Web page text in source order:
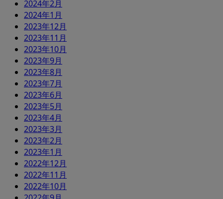
2024年2月
2024年1月
2023年12月
2023年11月
2023年10月
2023年9月
2023年8月
2023年7月
2023年6月
2023年5月
2023年4月
2023年3月
2023年2月
2023年1月
2022年12月
2022年11月
2022年10月